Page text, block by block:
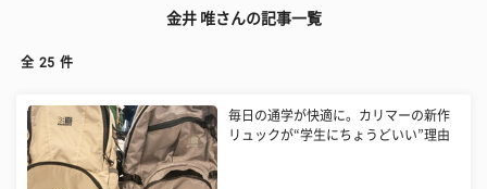
金井 唯さんの記事一覧
全 25 件
毎日の通学が快適に。カリマーの新作
リュックが“学生にちょうどいい”理由